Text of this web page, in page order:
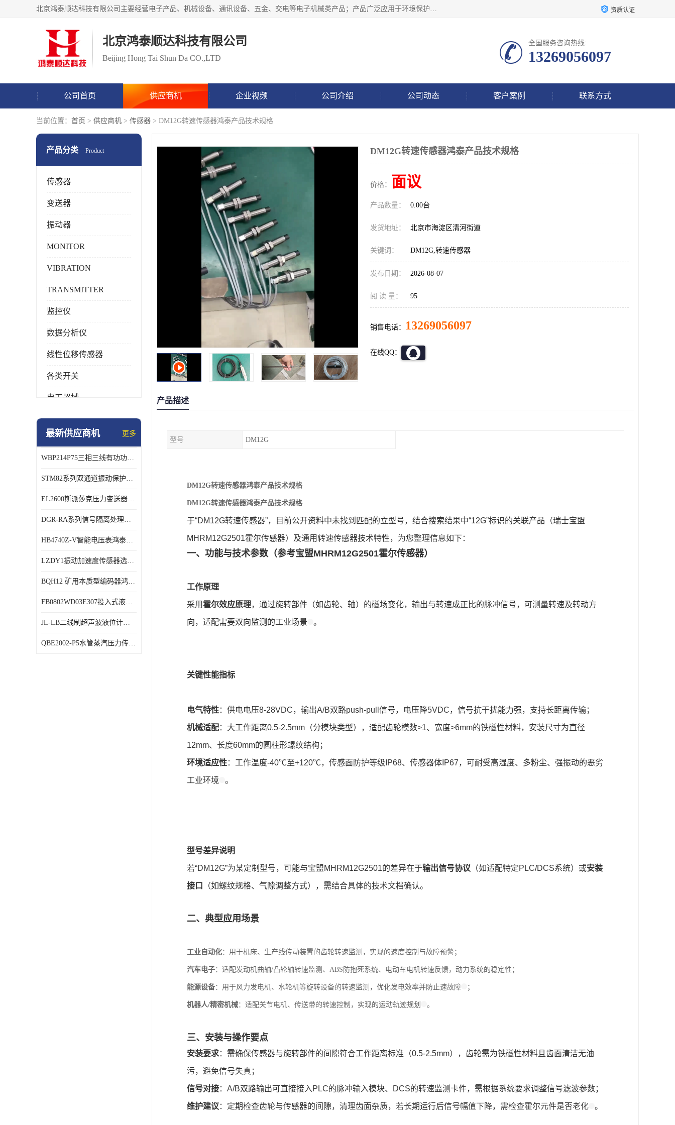
北京鸿泰顺达科技有限公司主要经营电子产品、机械设备、通讯设备、五金、交电等电子机械类产品；产品广泛应用于环境保护、石油化工、电力电子、冶金建筑、煤炭、农业、卫生防疫、教育科研等行业。并成功的与各地环境监测站、污水处理厂、卷烟厂、电厂、高校、科学院所、卫生防疫部门、煤矿、石化厂等用户建立了密切的合作关系。 资质认证
北京鸿泰顺达科技有限公司
Beijing Hong Tai Shun Da CO.,LTD
全国服务咨询热线:
13269056097
公司首页 供应商机 企业视频 公司介绍 公司动态 客户案例 联系方式
当前位置： 首页 > 供应商机 > 传感器 > DM12G转速传感器鸿泰产品技术规格
产品分类 Product
传感器
变送器
振动器
MONITOR
VIBRATION
TRANSMITTER
监控仪
数据分析仪
线性位移传感器
各类开关
电工器械
模块化产品
特殊用处传感器
特殊用途变送器
最新供应商机 更多
WBP214P75三相三线有功功率传感器鸿泰顺达产品稳定性好
STM82系列双通道振动保护表鸿泰产品技术规格
EL2600斯派莎克压力变送器技术规格
DGR-RA系列信号隔离处理器鸿泰产品技术规格
HB4740Z-V智能电压表鸿泰产品外形美观大方
LZDY1振动加速度传感器选型资料
BQH12 矿用本质型编码器鸿泰产品实物展示
FB0802WD03E307投入式液位计鸿泰产品选型参数
JL-LB二线制超声波液位计鸿泰产品外形美观大方
QBE2002-P5水管蒸汽压力传感器西门子产品技术规格
DM12G转速传感器鸿泰产品技术规格
价格： 面议
产品数量： 0.00台
发货地址： 北京市海淀区清河街道
关键词： DM12G,转速传感器
发布日期： 2026-08-07
阅 读 量： 95
销售电话： 13269056097
在线QQ：
产品描述
型号 DM12G
DM12G转速传感器鸿泰产品技术规格
DM12G转速传感器鸿泰产品技术规格
于“DM12G转速传感器”，目前公开资料中未找到匹配的立型号，结合搜索结果中“12G”标识的关联产品（瑞士宝盟
MHRM12G2501霍尔传感器）及通用转速传感器技术特性，为您整理信息如下：
一、功能与技术参数（参考宝盟MHRM12G2501霍尔传感器）
工作原理
采用霍尔效应原理，通过旋转部件（如齿轮、轴）的磁场变化，输出与转速成正比的脉冲信号，可测量转速及转动方
向，适配需要双向监测的工业场景 。
关键性能指标
电气特性：供电电压8-28VDC，输出A/B双路push-pull信号，电压降5VDC，信号抗干扰能力强，支持长距离传输；
机械适配：大工作距离0.5-2.5mm（分模块类型），适配齿轮模数>1、宽度>6mm的铁磁性材料，安装尺寸为直径
12mm、长度60mm的圆柱形螺纹结构；
环境适应性：工作温度-40℃至+120℃，传感面防护等级IP68、传感器体IP67，可耐受高湿度、多粉尘、强振动的恶劣
工业环境 。
型号差异说明
若“DM12G”为某定制型号，可能与宝盟MHRM12G2501的差异在于输出信号协议 （如适配特定PLC/DCS系统）或安装
接口 （如螺纹规格、气隙调整方式），需结合具体的技术文档确认。
二、典型应用场景
工业自动化：用于机床、生产线传动装置的齿轮转速监测，实现的速度控制与故障预警；
汽车电子：适配发动机曲轴/凸轮轴转速监测、ABS防抱死系统、电动车电机转速反馈，动力系统的稳定性；
能源设备：用于风力发电机、水轮机等旋转设备的转速监测，优化发电效率并防止速故障 ；
机器人/精密机械：适配关节电机、传送带的转速控制，实现的运动轨迹规划 。
三、安装与操作要点
安装要求：需确保传感器与旋转部件的间隙符合工作距离标准（0.5-2.5mm），齿轮需为铁磁性材料且齿面清洁无油
污，避免信号失真；
信号对接：A/B双路输出可直接接入PLC的脉冲输入模块、DCS的转速监测卡件，需根据系统要求调整信号滤波参数；
维护建议 ：定期检查齿轮与传感器的间隙，清理齿面杂质，若长期运行后信号幅值下降，需检查霍尔元件是否老化 。